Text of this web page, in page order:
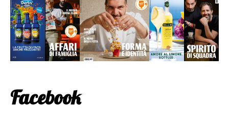
Facebook